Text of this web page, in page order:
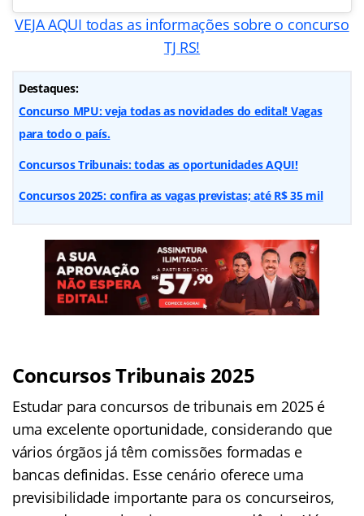
VEJA AQUI todas as informações sobre o concurso
TJ RS!
Destaques:
Concurso MPU: veja todas as novidades do edital! Vagas
para todo o país.
Concursos Tribunais: todas as oportunidades AQUI!
Concursos 2025: confira as vagas previstas; até R$ 35 mil
Concursos Tribunais 2025
Estudar para concursos de tribunais em 2025 é
uma excelente oportunidade, considerando que
vários órgãos já têm comissões formadas e
bancas definidas. Esse cenário oferece uma
previsibilidade importante para os concurseiros,